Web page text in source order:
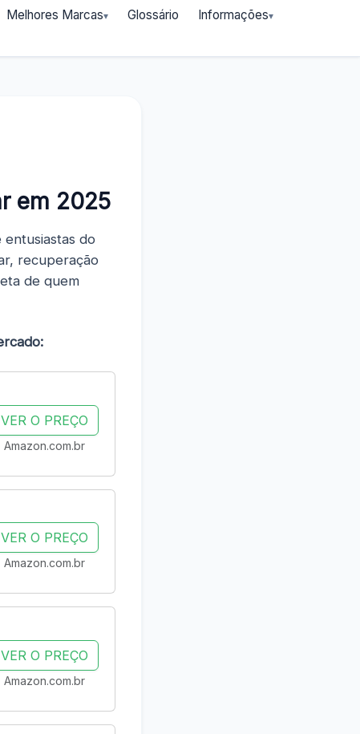
Melhores Marcas Glossário Informações
em 2025
do
recuperação
de quem
VER O PREÇO
Amazon.com.br
VER O PREÇO
Amazon.com.br
VER O PREÇO
Amazon.com.br